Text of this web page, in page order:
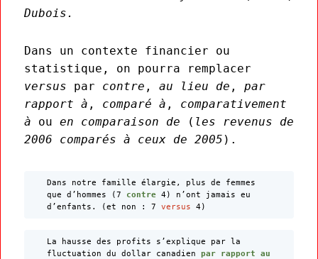
Dubois.
Dans un contexte financier ou
statistique, on pourra remplacer
versus par contre , au lieu de , par
rapport à , comparé à , comparativement
à ou en comparaison de ( les revenus de
2006 comparés à ceux de 2005 ).
Dans notre famille élargie, plus de femmes
que d’hommes (7 contre 4) n’ont jamais eu
d’enfants. (et non : 7 versus 4)
La hausse des profits s’explique par la
fluctuation du dollar canadien par rapport
au